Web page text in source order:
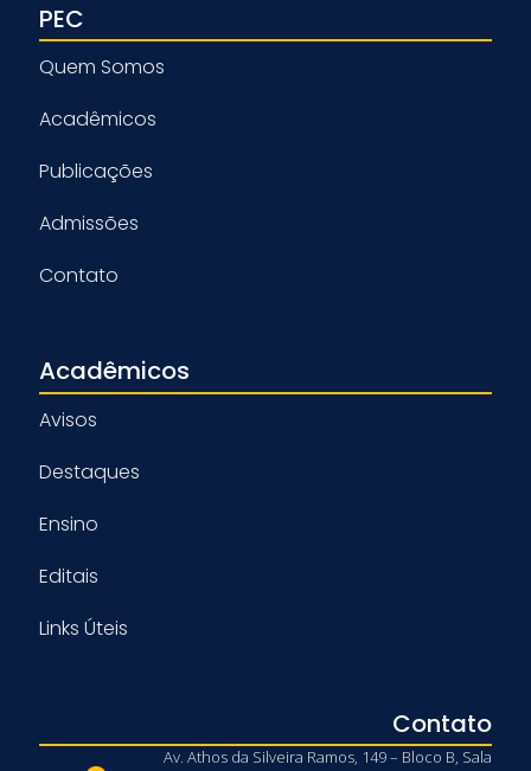
PEC
Quem Somos
Acadêmicos
Publicações
Admissões
Contato
Acadêmicos
Avisos
Destaques
Ensino
Editais
Links Úteis
Contato
Av. Athos da Silveira Ramos, 149 – Bloco B, Sala